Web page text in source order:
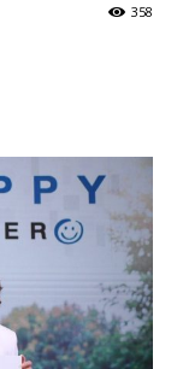
358